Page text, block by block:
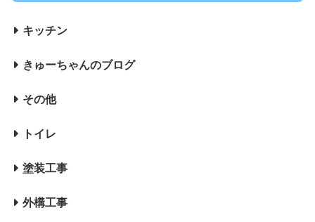
キッチン
きゅーちゃんのブログ
その他
トイレ
塗装工事
外構工事